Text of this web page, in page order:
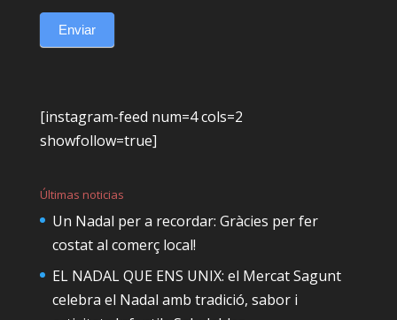
Enviar
[instagram-feed num=4 cols=2
showfollow=true]
Últimas noticias
Un Nadal per a recordar: Gràcies per fer
costat al comerç local!
EL NADAL QUE ENS UNIX: el Mercat Sagunt
celebra el Nadal amb tradició, sabor i